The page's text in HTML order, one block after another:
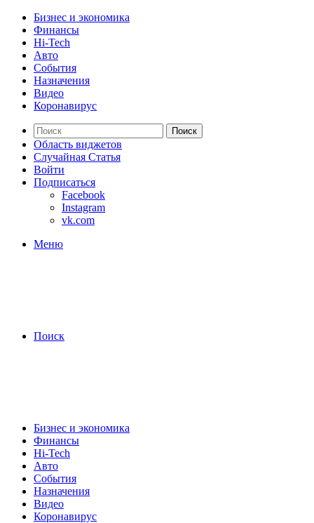
Бизнес и экономика
Финансы
Hi-Tech
Авто
События
Назначения
Видео
Коронавирус
Поиск
Область виджетов
Случайная Статья
Войти
Подписаться
Facebook
Instagram
vk.com
Меню
Поиск
Бизнес и экономика
Финансы
Hi-Tech
Авто
События
Назначения
Видео
Коронавирус